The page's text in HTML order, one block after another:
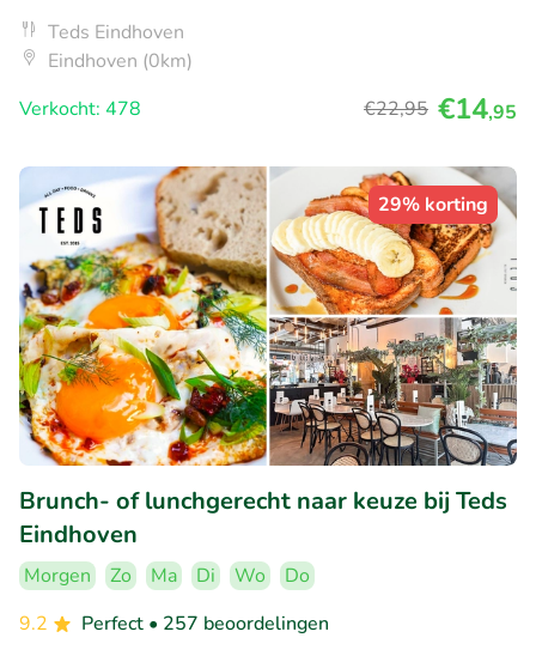
Teds Eindhoven
Eindhoven (0km)
Verkocht: 478
€22,95 €14,95
29% korting
Brunch- of lunchgerecht naar keuze bij Teds
Eindhoven
Morgen Zo Ma Di Wo
Do
9.2
Perfect • 257 beoordelingen